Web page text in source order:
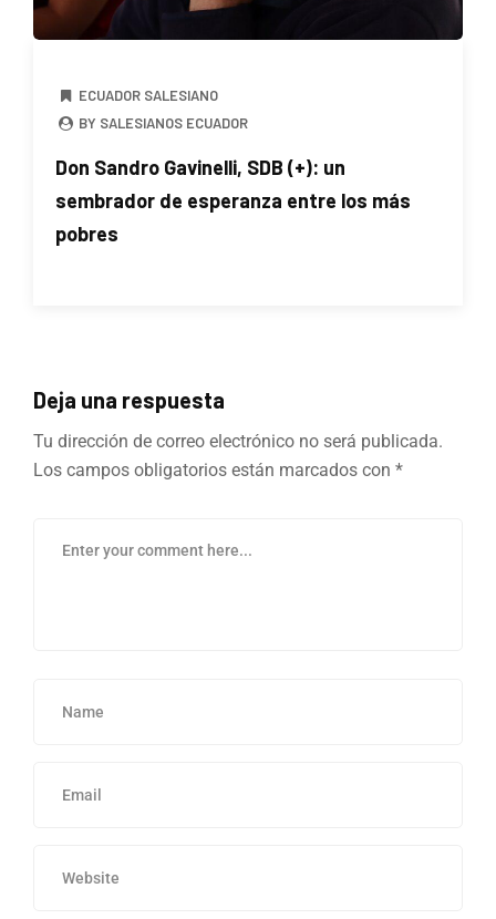
ECUADOR SALESIANO
BY SALESIANOS ECUADOR
Don Sandro Gavinelli, SDB (+): un
sembrador de esperanza entre los más
pobres
Deja una respuesta
Tu dirección de correo electrónico no será publicada.
Los campos obligatorios están marcados con *